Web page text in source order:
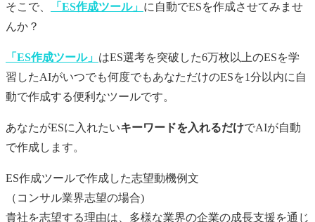
そこで、
「ES作成ツール」 に自動でESを作成させてみませ
んか？
「ES作成ツール」 はES選考を突破した6万枚以上のESを学
習したAIがいつでも何度でもあなただけのESを1分以内に自
動で作成する便利なツールです。
あなたがESに入れたいキーワードを入れるだけでAIが自動
で作成します。
ES作成ツールで作成した志望動機例文
（コンサル業界志望の場合)
貴社を志望する理由は、多様な業界の企業の成長支援を通じ